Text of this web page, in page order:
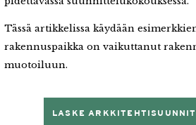
Tässä artikkelissa käydään
rakennuspaikka on vaikuttanut
muotoiluun.
LASKE